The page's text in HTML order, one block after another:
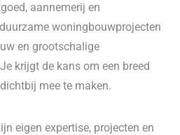
aannemerij en
woningbouwprojecten
en grootschalige
krijgt de kans om een breed
mee te maken.
eigen expertise, projecten en